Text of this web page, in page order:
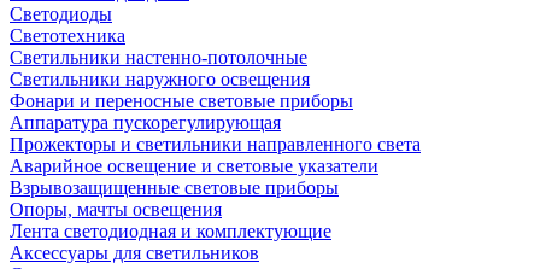
Светодиоды
Светотехника
Светильники настенно-потолочные
Светильники наружного освещения
Фонари и переносные световые приборы
Аппаратура пускорегулирующая
Прожекторы и светильники направленного света
Аварийное освещение и световые указатели
Взрывозащищенные световые приборы
Опоры, мачты освещения
Лента светодиодная и комплектующие
Аксессуары для светильников